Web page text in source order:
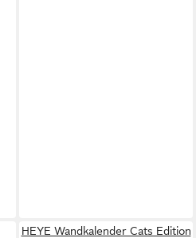
HEYE Wandkalender Cats Edition